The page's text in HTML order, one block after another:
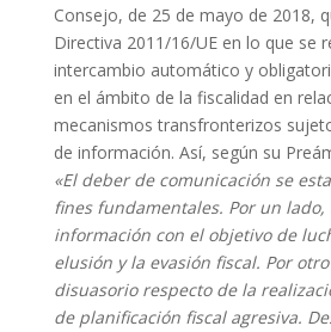
Consejo, de 25 de mayo de 2018,
Directiva 2011/16/UE en lo que se
intercambio automático y
en el ámbito de la fiscalidad en
mecanismos transfronterizos
de información. Así, según su
«El deber de comunicación se
fines fundamentales. Por un
información con el objetivo de
elusión y la evasión fiscal. Por
disuasorio respecto de la
de planificación fiscal agresiva.